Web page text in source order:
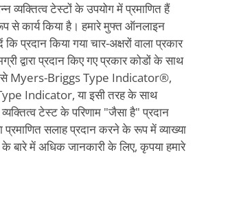
टेस्टों के उपयोग में प्रमाणित हैं
से कार्य किया है। हमारे मुफ्त ऑनलाइन
प्रदान किया गया चार-अक्षरों वाला प्रकार
द्वारा प्रदान किए गए प्रकार कोडों के साथ
जैसे Myers-Briggs Type Indicator®,
Indicator, या इसी तरह के साथ
टेस्ट के परिणाम "जैसा है" प्रदान
सलाह प्रदान करने के रूप में व्याख्या
बारे में अधिक जानकारी के लिए, कृपया हमारे